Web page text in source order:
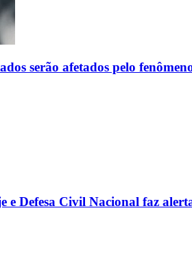
serão afetados pelo
e Defesa Civil Nacional faz